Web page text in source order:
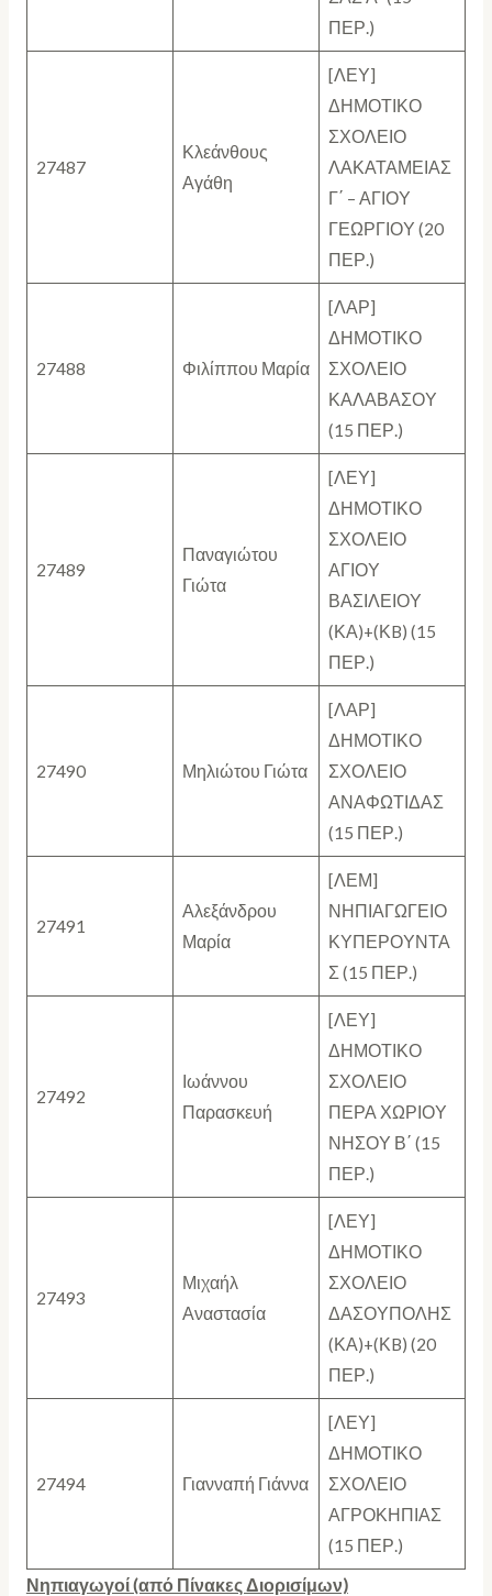
ΠΕΡ.)
27487
Κλεάνθους
Αγάθη
[ΛΕΥ]
ΔΗΜΟΤΙΚΟ
ΣΧΟΛΕΙΟ
ΛΑΚΑΤΑΜΕΙΑΣ
Γ΄ – ΑΓΙΟΥ
ΓΕΩΡΓΙΟΥ (20
ΠΕΡ.)
27488 Φιλίππου Μαρία
[ΛΑΡ]
ΔΗΜΟΤΙΚΟ
ΣΧΟΛΕΙΟ
ΚΑΛΑΒΑΣΟΥ
(15 ΠΕΡ.)
27489
Παναγιώτου
Γιώτα
[ΛΕΥ]
ΔΗΜΟΤΙΚΟ
ΣΧΟΛΕΙΟ
ΑΓΙΟΥ
ΒΑΣΙΛΕΙΟΥ
(ΚΑ)+(ΚB) (15
ΠΕΡ.)
27490 Μηλιώτου Γιώτα
[ΛΑΡ]
ΔΗΜΟΤΙΚΟ
ΣΧΟΛΕΙΟ
ΑΝΑΦΩΤΙΔΑΣ
(15 ΠΕΡ.)
27491
Αλεξάνδρου
Μαρία
[ΛΕΜ]
ΝΗΠΙΑΓΩΓΕΙΟ
ΚΥΠΕΡΟΥΝΤΑ
Σ (15 ΠΕΡ.)
27492
Ιωάννου
Παρασκευή
[ΛΕΥ]
ΔΗΜΟΤΙΚΟ
ΣΧΟΛΕΙΟ
ΠΕΡΑ ΧΩΡΙΟΥ
ΝΗΣΟΥ Β΄ (15
ΠΕΡ.)
27493
Μιχαήλ
Αναστασία
[ΛΕΥ]
ΔΗΜΟΤΙΚΟ
ΣΧΟΛΕΙΟ
ΔΑΣΟΥΠΟΛΗΣ
(ΚΑ)+(ΚB) (20
ΠΕΡ.)
27494 Γιανναπή Γιάννα
[ΛΕΥ]
ΔΗΜΟΤΙΚΟ
ΣΧΟΛΕΙΟ
ΑΓΡΟΚΗΠΙΑΣ
(15 ΠΕΡ.)
Νηπιαγωγοί (από Πίνακες Διορισίμων)